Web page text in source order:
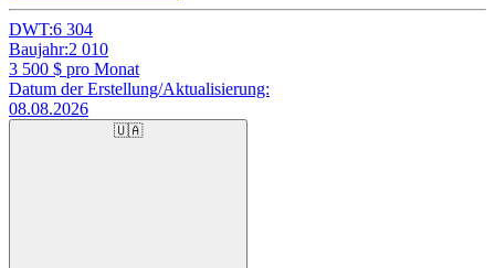
DWT:6 304
Baujahr:2 010
3 500 $ pro Monat
Datum der Erstellung/Aktualisierung:
08.08.2026
🇺🇦